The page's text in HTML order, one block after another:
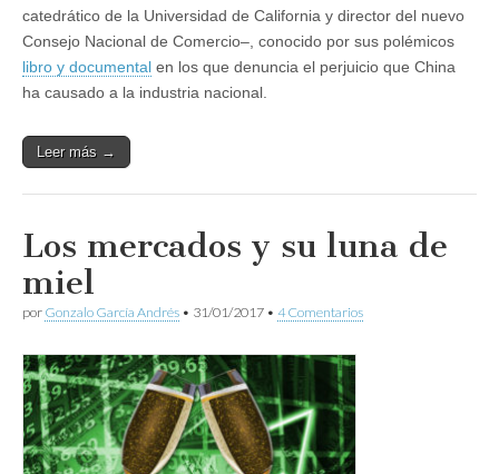
catedrático de la Universidad de California y director del nuevo
Consejo Nacional de Comercio–, conocido por sus polémicos
libro y documental en los que denuncia el perjuicio que China
ha causado a la industria nacional.
Leer más →
Los mercados y su luna de
miel
por Gonzalo García Andrés • 31/01/2017 • 4 Comentarios